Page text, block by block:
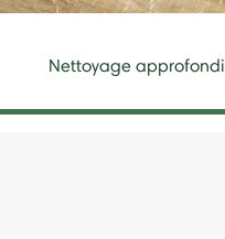
Nettoyage approfondi